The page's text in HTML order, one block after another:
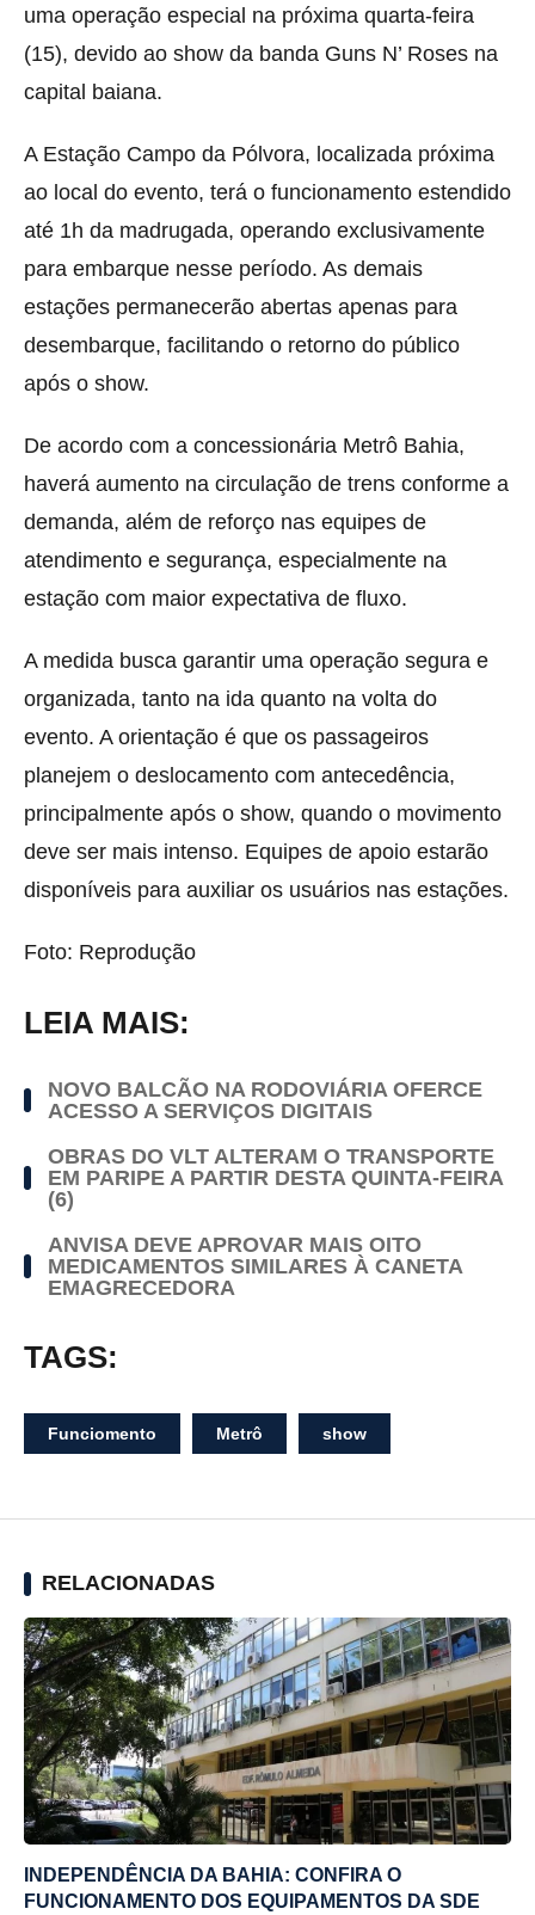
uma operação especial na próxima quarta-feira
(15), devido ao show da banda Guns N’ Roses na
capital baiana.
A Estação Campo da Pólvora, localizada próxima
ao local do evento, terá o funcionamento estendido
até 1h da madrugada, operando exclusivamente
para embarque nesse período. As demais
estações permanecerão abertas apenas para
desembarque, facilitando o retorno do público
após o show.
De acordo com a concessionária Metrô Bahia,
haverá aumento na circulação de trens conforme a
demanda, além de reforço nas equipes de
atendimento e segurança, especialmente na
estação com maior expectativa de fluxo.
A medida busca garantir uma operação segura e
organizada, tanto na ida quanto na volta do
evento. A orientação é que os passageiros
planejem o deslocamento com antecedência,
principalmente após o show, quando o movimento
deve ser mais intenso. Equipes de apoio estarão
disponíveis para auxiliar os usuários nas estações.
Foto: Reprodução
LEIA MAIS:
NOVO BALCÃO NA RODOVIÁRIA OFERCE
ACESSO A SERVIÇOS DIGITAIS
OBRAS DO VLT ALTERAM O TRANSPORTE
EM PARIPE A PARTIR DESTA QUINTA-FEIRA
(6)
ANVISA DEVE APROVAR MAIS OITO
MEDICAMENTOS SIMILARES À CANETA
EMAGRECEDORA
TAGS:
Funciomento Metrô show
RELACIONADAS
INDEPENDÊNCIA DA BAHIA: CONFIRA O
FUNCIONAMENTO DOS EQUIPAMENTOS DA SDE